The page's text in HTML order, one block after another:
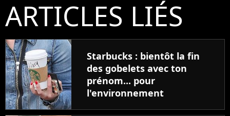
ARTICLES LIÉS
Starbucks : bientôt la fin
des gobelets avec ton
prénom... pour
l'environnement